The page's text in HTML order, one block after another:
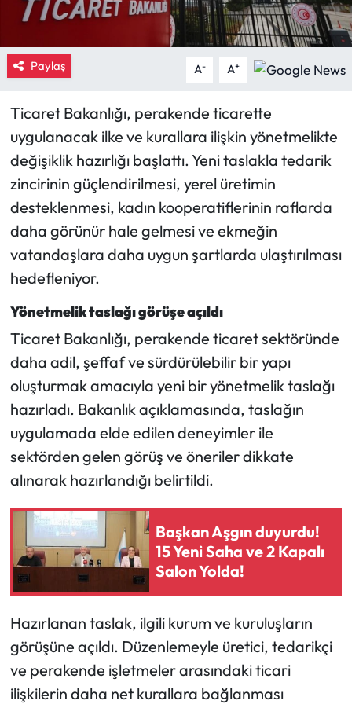
Paylaş A- A+
Ticaret Bakanlığı, perakende ticarette
uygulanacak ilke ve kurallara ilişkin yönetmelikte
değişiklik hazırlığı başlattı. Yeni taslakla tedarik
zincirinin güçlendirilmesi, yerel üretimin
desteklenmesi, kadın kooperatiflerinin raflarda
daha görünür hale gelmesi ve ekmeğin
vatandaşlara daha uygun şartlarda ulaştırılması
hedefleniyor.
Yönetmelik taslağı görüşe açıldı
Ticaret Bakanlığı, perakende ticaret sektöründe
daha adil, şeffaf ve sürdürülebilir bir yapı
oluşturmak amacıyla yeni bir yönetmelik taslağı
hazırladı. Bakanlık açıklamasında, taslağın
uygulamada elde edilen deneyimler ile
sektörden gelen görüş ve öneriler dikkate
alınarak hazırlandığı belirtildi.
Başkan Aşgın duyurdu!
15 Yeni Saha ve 2 Kapalı
Salon Yolda!
Hazırlanan taslak, ilgili kurum ve kuruluşların
görüşüne açıldı. Düzenlemeyle üretici, tedarikçi
ve perakende işletmeler arasındaki ticari
ilişkilerin daha net kurallara bağlanması
Kimdir?
Kültür Sanat
Laçin Haberleri
Magazin
Mecitözü Haberleri
Oğuzlar Haberleri
Ortaköy Haberleri
Osmancık Haberleri
Otomotiv
Resmi İlan
Resmi Reklam
Sağlık
Siyaset
Spor
Sungurlu Haberleri
Turizm